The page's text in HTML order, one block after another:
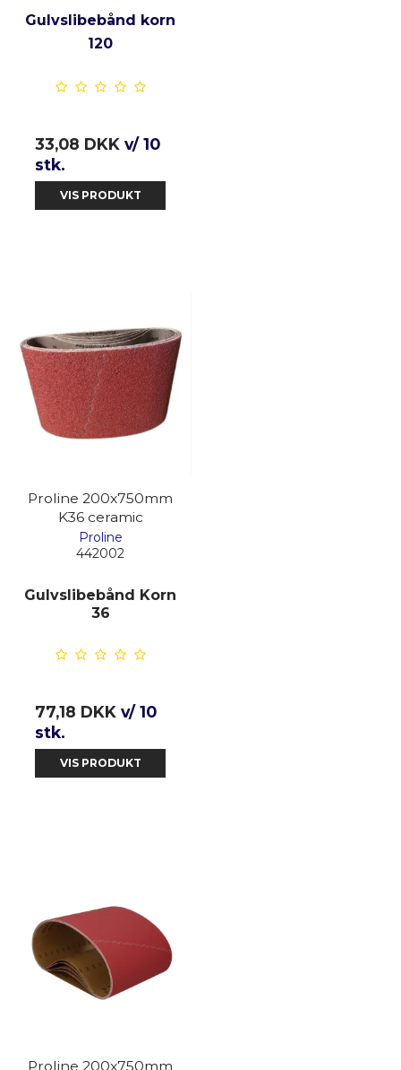
Gulvslibebånd korn
120
33,08 DKK v/ 10
stk.
VIS PRODUKT
Proline 200x750mm
K36 ceramic
Proline
442002
Gulvslibebånd Korn
36
77,18 DKK v/ 10
stk.
VIS PRODUKT
Proline 200x750mm